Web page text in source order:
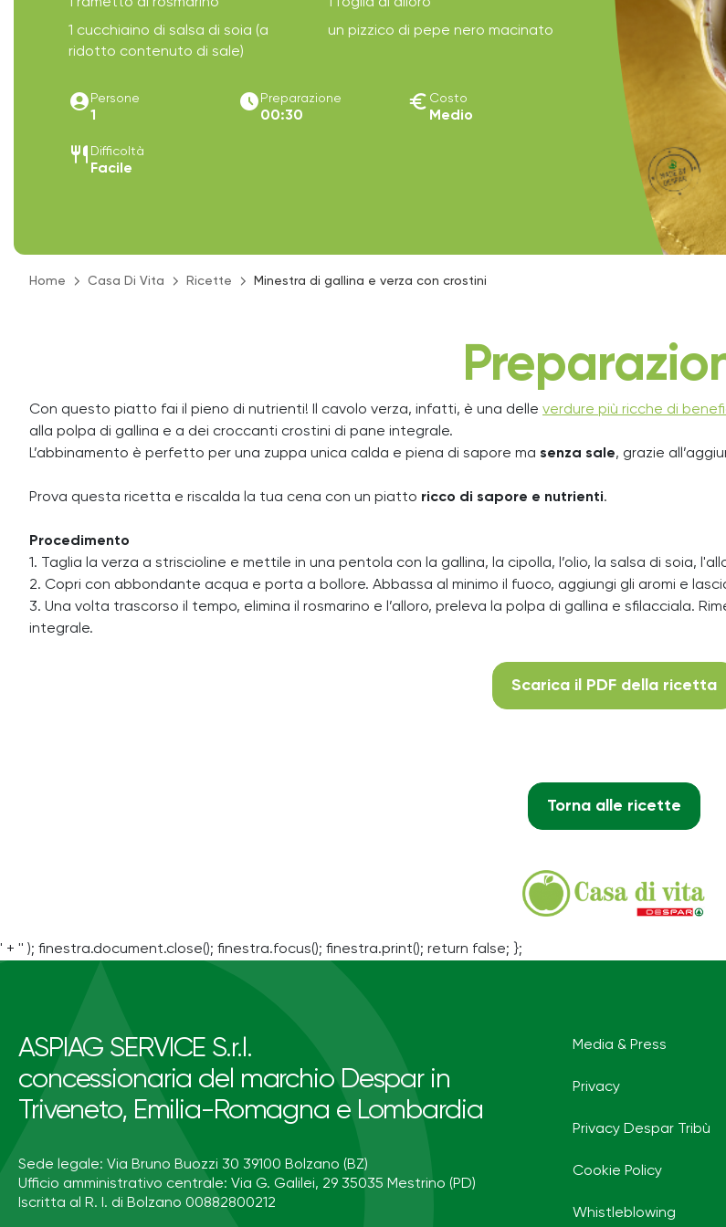
1 cucchiaino di salsa di soia (a
ridotto contenuto di sale)
un pizzico di pepe nero macinato
account_circle Persone
1
access_time_filled Preparazione
00:30
euro Costo
Medio
restaurant Difficoltà
Facile
Home Casa Di Vita Ricette Minestra di gallina e verza con crostini
Con questo piatto fai il pieno di nutrienti! Il cavolo verza, infatti, è una delle verdure più ricche di
alla polpa di gallina e a dei croccanti crostini di pane integrale.
L’abbinamento è perfetto per una zuppa unica calda e piena di sapore ma senza sale, grazie
Prova questa ricetta e riscalda la tua cena con un piatto ricco di sapore e nutrienti.
Procedimento
1. Taglia la verza a striscioline e mettile in una pentola con la gallina, la cipolla, l’olio, la salsa di soia,
2. Copri con abbondante acqua e porta a bollore. Abbassa al minimo il fuoco, aggiungi gli aromi e
3. Una volta trascorso il tempo, elimina il rosmarino e l’alloro, preleva la polpa di gallina e sfilacciala.
integrale.
Scarica il PDF della ricetta
Torna alle ricette
' + '' ); finestra.document.close(); finestra.focus(); finestra.print(); return false; };
ASPIAG SERVICE S.r.l.
concessionaria del marchio Despar in
Triveneto, Emilia-Romagna e Lombardia
Sede legale: Via Bruno Buozzi 30 39100 Bolzano (BZ)
Ufficio amministrativo centrale: Via G. Galilei, 29 35035 Mestrino (PD)
Iscritta al R. I. di Bolzano 00882800212
Media & Press
Privacy
Privacy Despar Tribù
Cookie Policy
Whistleblowing